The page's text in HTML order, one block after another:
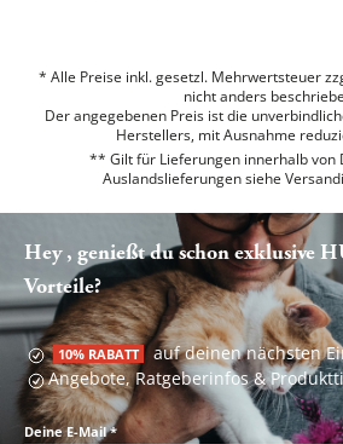
* Alle Preise inkl. gesetzl. Mehrwertsteuer
nicht anders
Der angegebenen Preis ist die
Herstellers, mit Ausnahme
** Gilt für Lieferungen innerhalb von
Auslandslieferungen siehe
Hey , genießt du schon exklusive
Vorteile?
10% RABATT auf deinen nächsten
Angebote, Ratgeberinfos &
Deine E-Mail*